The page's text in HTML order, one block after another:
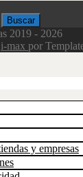
Buscar
2019 - 2026
i-max por
y empresas